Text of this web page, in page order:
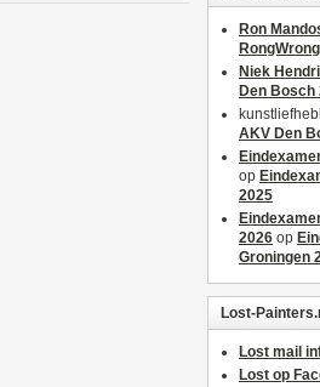
Ron
Niek
Den Bosch
AKV Den
op
2025
2026 op
Groningen
Lost-
Lost mail
Lost op